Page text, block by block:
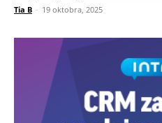
Tia B - 19 oktobra, 2025